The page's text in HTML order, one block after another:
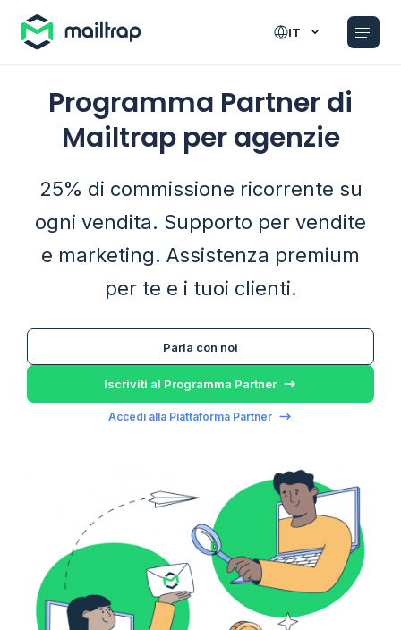
IT
Programma Partner di
Mailtrap per agenzie
25% di commissione ricorrente su
ogni vendita. Supporto per vendite
e marketing. Assistenza premium
per te e i tuoi clienti.
Iscriviti al Programma Partner
Parla con noi
Accedi alla Piattaforma Partner